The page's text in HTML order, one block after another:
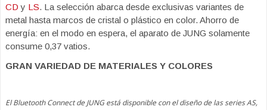
CD y LS. La selección abarca desde exclusivas variantes de
metal hasta marcos de cristal o plástico en color. Ahorro de
energía: en el modo en espera, el aparato de JUNG solamente
consume 0,37 vatios.
GRAN VARIEDAD DE MATERIALES Y COLORES
El Bluetooth Connect de JUNG está disponible con el diseño de las series AS,